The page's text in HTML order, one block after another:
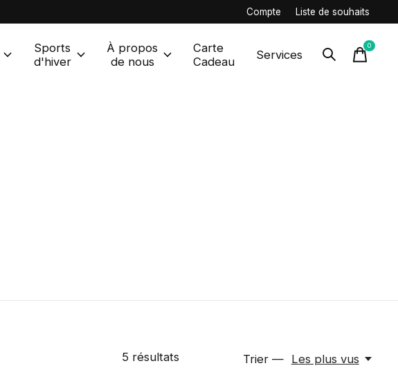
Compte Liste de souhaits
Sports
d'hiver
À propos
de nous
Carte
Cadeau
Services
0items
5 résultats Trier — Les plus vus